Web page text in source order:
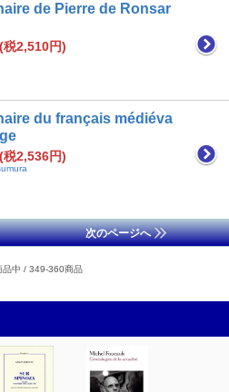
de Pierre de Ronsar
2,510円)
du français médiéva
2,536円)
次のページへ
品中 / 349-360商品